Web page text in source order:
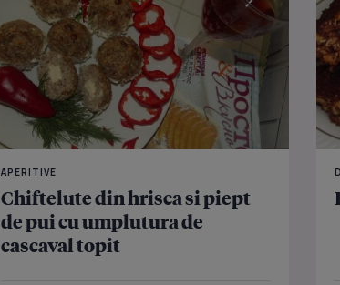
APERITIVE
Chiftelute din hrisca si piept
de pui cu umplutura de
cascaval topit